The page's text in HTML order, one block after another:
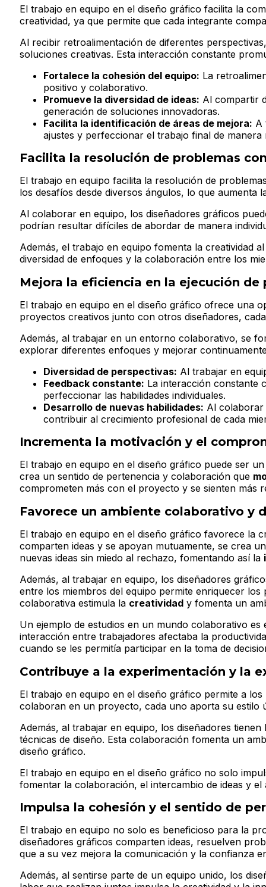
El trabajo en equipo en el diseño gráfico facilita la
creatividad, ya que permite que cada integrante
Al recibir retroalimentación de diferentes
soluciones creativas. Esta interacción constante
Fortalece la cohesión del equipo: La
positivo y colaborativo.
Promueve la diversidad de ideas: Al compartir
generación de soluciones innovadoras.
Facilita la identificación de áreas de mejora: A
ajustes y perfeccionar el trabajo final de manera
Facilita la resolución de problemas
El trabajo en equipo facilita la resolución de
los desafíos desde diversos ángulos, lo que aumenta
Al colaborar en equipo, los diseñadores gráficos
podrían resultar difíciles de abordar de manera
Además, el trabajo en equipo fomenta la creatividad
diversidad de enfoques y la colaboración entre los
Mejora la eficiencia en la ejecución de
El trabajo en equipo en el diseño gráfico ofrece una
proyectos creativos junto con otros diseñadores,
Además, al trabajar en un entorno colaborativo, se
explorar diferentes enfoques y mejorar
Diversidad de perspectivas: Al trabajar en
Feedback constante: La interacción constante
perfeccionar las habilidades individuales.
Desarrollo de nuevas habilidades: Al colaborar
contribuir al crecimiento profesional de cada
Incrementa la motivación y el
El trabajo en equipo en el diseño gráfico puede ser
crea un sentido de pertenencia y colaboración que
comprometen más con el proyecto y se sienten más
Favorece un ambiente colaborativo y
El trabajo en equipo en el diseño gráfico favorece la
comparten ideas y se apoyan mutuamente, se crea
nuevas ideas sin miedo al rechazo, fomentando así la
Además, al trabajar en equipo, los diseñadores
entre los miembros del equipo permite enriquecer
colaborativa estimula la creatividad y fomenta un
Un ejemplo de estudios en un mundo colaborativo es
interacción entre trabajadores afectaba la
cuando se les permitía participar en la toma de
Contribuye a la experimentación y la
El trabajo en equipo en el diseño gráfico permite a
colaboran en un proyecto, cada uno aporta su estilo
Además, al trabajar en equipo, los diseñadores
técnicas de diseño. Esta colaboración fomenta un
diseño gráfico.
El trabajo en equipo en el diseño gráfico no solo
fomentar la colaboración, el intercambio de ideas y
Impulsa la cohesión y el sentido de
El trabajo en equipo no solo es beneficioso para la
diseñadores gráficos comparten ideas, resuelven
que a su vez mejora la comunicación y la confianza
Además, al sentirse parte de un equipo unido, los